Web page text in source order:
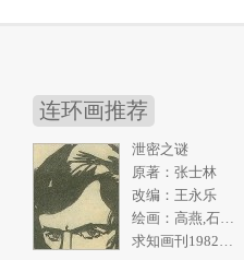
连环画推荐
泄密之谜
原著：张士林
改编：王永乐